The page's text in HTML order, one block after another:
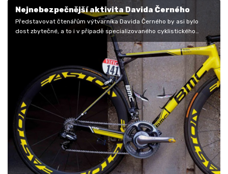
Nejnebezpečnější aktivita Davida Černého
Představovat čtenářům výtvarníka Davida Černého by asi bylo
dost zbytečné, a to i v případě specializovaného cyklistického